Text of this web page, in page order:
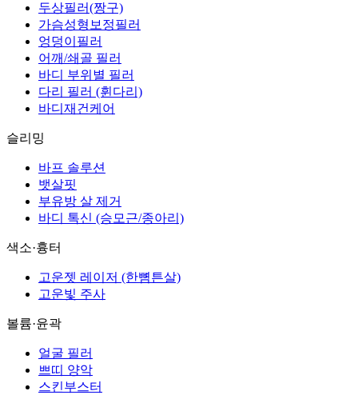
두상필러(짱구)
가슴성형보정필러
엉덩이필러
어깨/쇄골 필러
바디 부위별 필러
다리 필러 (휜다리)
바디재건케어
슬리밍
바프 솔루션
뱃살핏
부유방 살 제거
바디 톡신 (승모근/종아리)
색소·흉터
고운젯 레이저 (한뼘튼살)
고운빛 주사
볼륨·윤곽
얼굴 필러
쁘띠 양악
스킨부스터